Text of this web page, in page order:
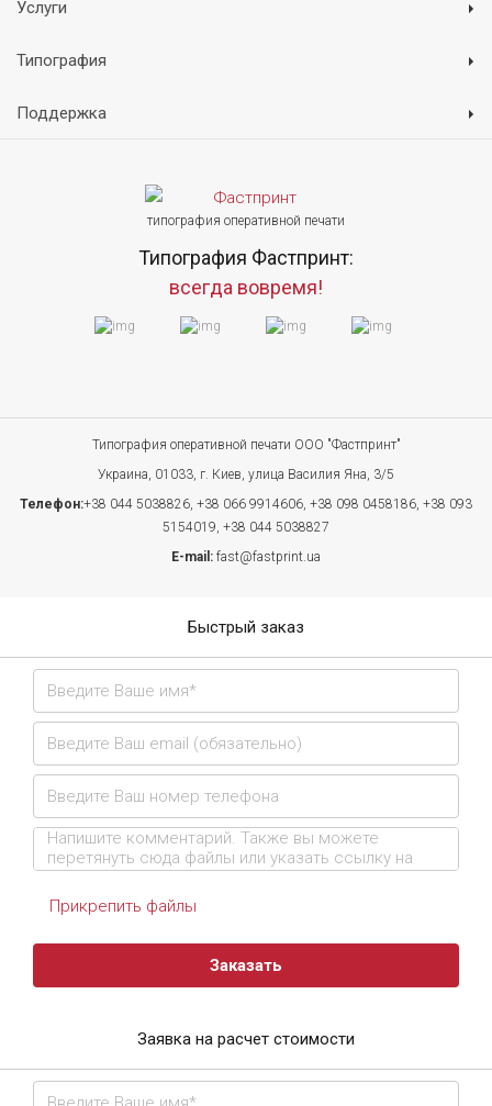
Услуги
Типография
Поддержка
типография оперативной печати
Типография Фастпринт:
всегда вовремя!
Типография оперативной печати ООО "Фастпринт"
Украина, 01033, г. Киев, улица Василия Яна, 3/5
Телефон:+38 044 5038826, +38 066 9914606, +38 098 0458186, +38 093
5154019, +38 044 5038827
E-mail: fast@fastprint.ua
Быстрый заказ
Прикрепить файлы
Заказать
Заявка на расчет стоимости